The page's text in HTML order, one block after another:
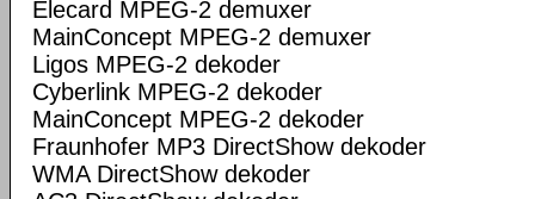
Elecard MPEG-2 demuxer
MainConcept MPEG-2 demuxer
Ligos MPEG-2 dekoder
Cyberlink MPEG-2 dekoder
MainConcept MPEG-2 dekoder
Fraunhofer MP3 DirectShow dekoder
WMA DirectShow dekoder